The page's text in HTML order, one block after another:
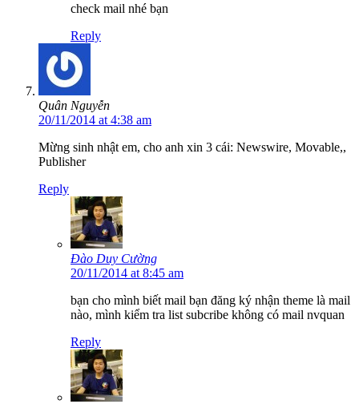
check mail nhé bạn
Reply
Quân Nguyễn
20/11/2014 at 4:38 am
Mừng sinh nhật em, cho anh xin 3 cái: Newswire, Movable,,
Publisher
Reply
Đào Duy Cường
20/11/2014 at 8:45 am
bạn cho mình biết mail bạn đăng ký nhận theme là mail
nào, mình kiểm tra list subcribe không có mail nvquan
Reply